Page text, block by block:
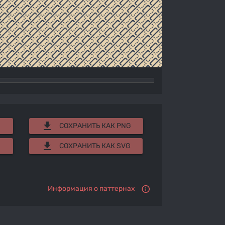
get_app СОХРАНИТЬ КАК PNG
get_app СОХРАНИТЬ КАК SVG
Информация о паттернах